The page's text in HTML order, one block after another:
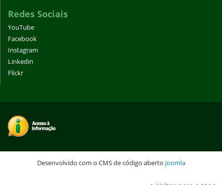
Redes Sociais
YouTube
Facebook
Instagram
Linkedin
Flickr
Desenvolvido com o CMS de código aberto Joomla